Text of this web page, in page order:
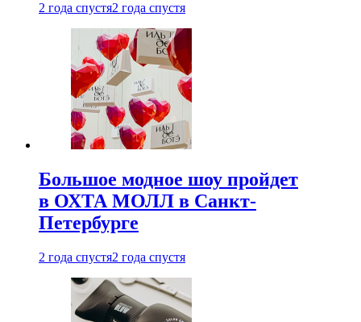
2 года спустя2 года спустя
Большое модное шоу пройдет
в ОХТА МОЛЛ в Санкт-
Петербурге
2 года спустя2 года спустя